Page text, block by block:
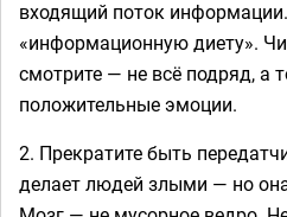
входящий поток
«информационную диету».
смотрите — не всё подряд, а
положительные эмоции.
2. Прекратите быть
делает людей злыми — но